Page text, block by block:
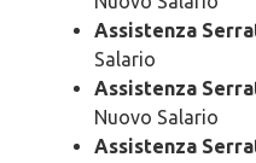
Assistenza
Salario
Assistenza
Nuovo Salario
Assistenza